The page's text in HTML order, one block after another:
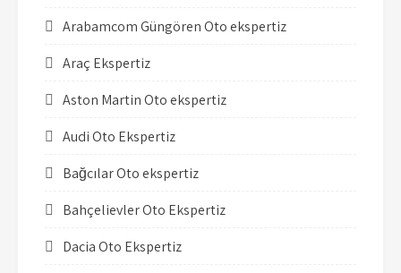
Arabamcom Güngören Oto ekspertiz
Araç Ekspertiz
Aston Martin Oto ekspertiz
Audi Oto Ekspertiz
Bağcılar Oto ekspertiz
Bahçelievler Oto Ekspertiz
Dacia Oto Ekspertiz